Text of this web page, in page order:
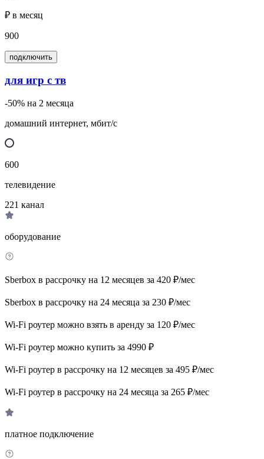
₽ в месяц
900
подключить
для игр с тв
-50% на 2 месяца
домашний интернет, мбит/с
600
телевидение
221 канал
оборудование
Sberbox в рассрочку на 12 месяцев за 420 ₽/мес
Sberbox в рассрочку на 24 месяца за 230 ₽/мес
Wi-Fi роутер можно взять в аренду за 120 ₽/мес
Wi-Fi роутер можно купить за 4990 ₽
Wi-Fi роутер в рассрочку на 12 месяцев за 495 ₽/мес
Wi-Fi роутер в рассрочку на 24 месяца за 265 ₽/мес
платное подключение